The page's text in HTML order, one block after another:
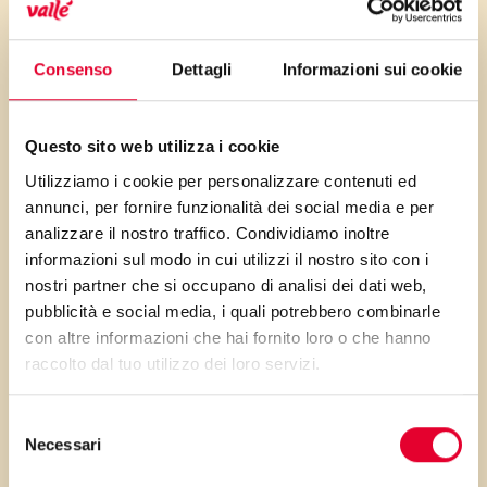
Consenso Dettagli Informazioni sui cookie
Questo sito web utilizza i cookie
Utilizziamo i cookie per personalizzare contenuti ed
annunci, per fornire funzionalità dei social media e per
analizzare il nostro traffico. Condividiamo inoltre
informazioni sul modo in cui utilizzi il nostro sito con i
nostri partner che si occupano di analisi dei dati web,
pubblicità e social media, i quali potrebbero combinarle
con altre informazioni che hai fornito loro o che hanno
raccolto dal tuo utilizzo dei loro servizi.
delNecessari
quindi adatta alla produzione di
indumenti sportivi per bambini e
5) Indumenti in canapa
La canapa è un’erba che presenta
un’elevatissima resistenza, e cresce
senza particolari esigenze. Gli
indumenti in canapa, come i
pantaloni, sono indicati per bambini
molto vivaci, grazie alla durabilità nel
tempo.
Con i lavaggi la canapa si
ammorbidisce, senza però perdere